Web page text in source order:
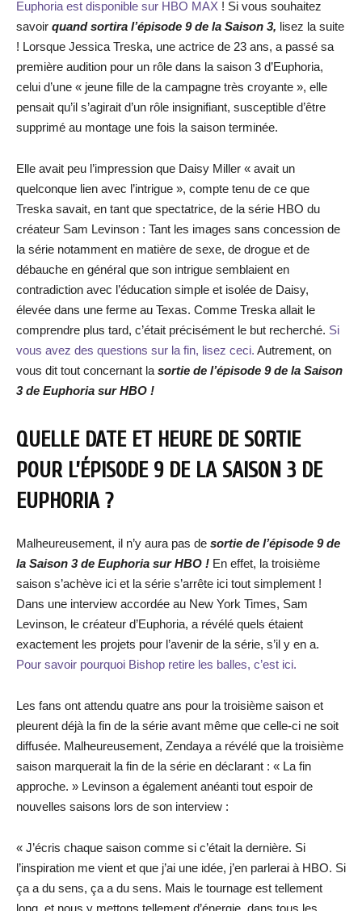
Euphoria est disponible sur HBO MAX ! Si vous souhaitez
savoir quand sortira l’épisode 9 de la Saison 3, lisez la suite
! Lorsque Jessica Treska, une actrice de 23 ans, a passé sa
première audition pour un rôle dans la saison 3 d’Euphoria,
celui d’une « jeune fille de la campagne très croyante », elle
pensait qu’il s’agirait d’un rôle insignifiant, susceptible d’être
supprimé au montage une fois la saison terminée.
Elle avait peu l’impression que Daisy Miller « avait un
quelconque lien avec l’intrigue », compte tenu de ce que
Treska savait, en tant que spectatrice, de la série HBO du
créateur Sam Levinson : Tant les images sans concession de
la série notamment en matière de sexe, de drogue et de
débauche en général que son intrigue semblaient en
contradiction avec l’éducation simple et isolée de Daisy,
élevée dans une ferme au Texas. Comme Treska allait le
comprendre plus tard, c’était précisément le but recherché. Si
vous avez des questions sur la fin, lisez ceci. Autrement, on
vous dit tout concernant la sortie de l’épisode 9 de la Saison
3 de Euphoria sur HBO !
QUELLE DATE ET HEURE DE SORTIE
POUR L’ÉPISODE 9 DE LA SAISON 3 DE
EUPHORIA ?
Malheureusement, il n’y aura pas de sortie de l’épisode 9 de
la Saison 3 de Euphoria sur HBO ! En effet, la troisième
saison s’achève ici et la série s’arrête ici tout simplement !
Dans une interview accordée au New York Times, Sam
Levinson, le créateur d’Euphoria, a révélé quels étaient
exactement les projets pour l’avenir de la série, s’il y en a.
Pour savoir pourquoi Bishop retire les balles, c’est ici.
Les fans ont attendu quatre ans pour la troisième saison et
pleurent déjà la fin de la série avant même que celle-ci ne soit
diffusée. Malheureusement, Zendaya a révélé que la troisième
saison marquerait la fin de la série en déclarant : « La fin
approche. » Levinson a également anéanti tout espoir de
nouvelles saisons lors de son interview :
« J’écris chaque saison comme si c’était la dernière. Si
l’inspiration me vient et que j’ai une idée, j’en parlerai à HBO. Si
ça a du sens, ça a du sens. Mais le tournage est tellement
long, et nous y mettons tellement d’énergie, dans tous les